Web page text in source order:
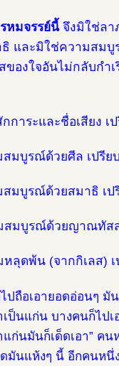
หมจรรย์นี้จึงมิใช่ลา
ธิ และมิใช่ความสม
ของใจอันไม่กลับกำ
การะและชื่อเสียง เ
มบูรณ์ด้วยศีล เปรีย
มบูรณ์ด้วยสมาธิ เป
สมบูรณ์ด้วยญาณทัสส
ลุดพ้น (จากกิเลส)
ปถือเอายอดอ่อนๆ มั
เป็นแก่น บางคนก็ไป
แก่นมันก็เด็ดเอา” ค
ดมันแห้งๆ นี้ อีกคนห